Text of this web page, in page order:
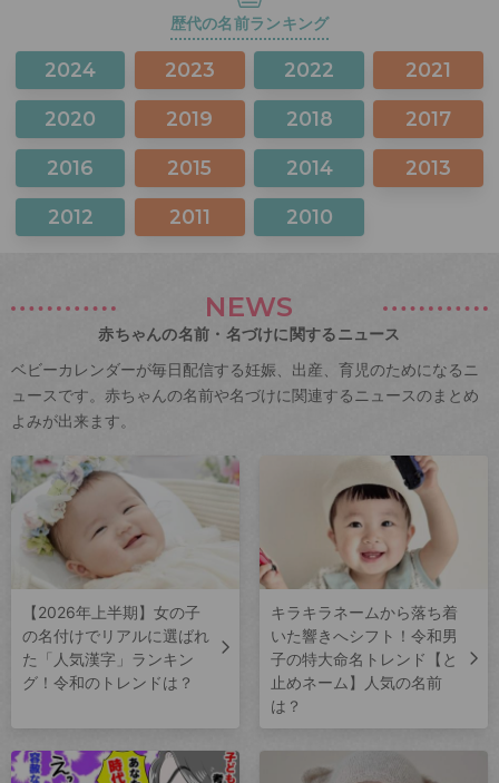
歴代の名前ランキング
2024 2023 2022 2021
2020 2019 2018 2017
2016 2015 2014 2013
2012 2011 2010
NEWS
赤ちゃんの名前・名づけに関するニュース
ベビーカレンダーが毎日配信する妊娠、出産、育児のためになるニ
ュースです。赤ちゃんの名前や名づけに関連するニュースのまとめ
よみが出来ます。
【2026年上半期】女の子
の名付けでリアルに選ばれ
た「人気漢字」ランキン
グ！令和のトレンドは？
キラキラネームから落ち着
いた響きへシフト！令和男
子の特大命名トレンド【と
止めネーム】人気の名前
は？